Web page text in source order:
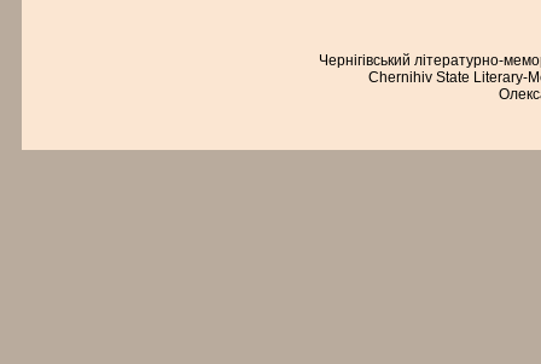
Чернігівський літературно-
Chernihiv State Literary-